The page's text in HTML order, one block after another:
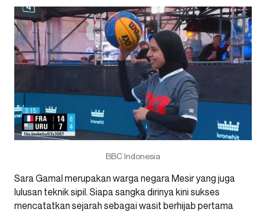
BBC Indonesia
Sara Gamal merupakan warga negara Mesir yang juga
lulusan teknik sipil. Siapa sangka dirinya kini sukses
mencatatkan sejarah sebagai wasit berhijab pertama